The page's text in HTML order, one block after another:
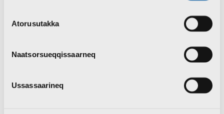
Atorusutakka
Naatsorsueqqissaarneq
Ussassaarineq
Podcastit tusarnaakkit
Radiokkut pilluaqqusineq
Inuttassarsiuussat